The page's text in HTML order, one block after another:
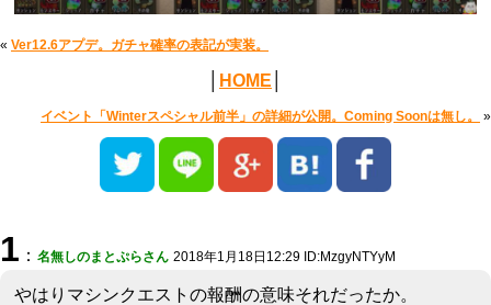
« Ver12.6アプデ。ガチャ確率の表記が実装。
HOME
イベント「Winterスペシャル前半」の詳細が公開。Coming Soonは無し。 »
1 ： 名無しのまとぷらさん 2018年1月18日12:29 ID:MzgyNTYyM
やはりマシンクエストの報酬の意味それだったか。